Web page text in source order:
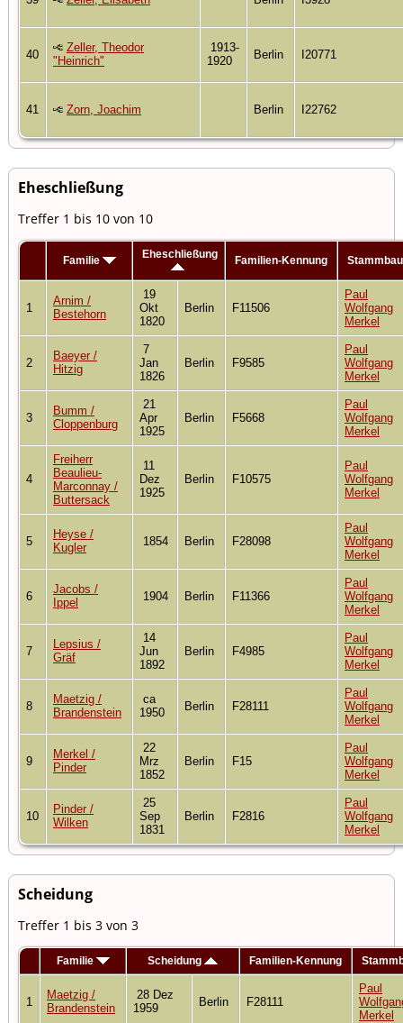
40
Zeller, Theodor
"Heinrich"
1913-
1920
Berlin I20771
41 Zorn, Joachim Berlin I22762
Eheschließung
Treffer 1 bis 10 von 10
Familie Eheschließung Familien-Kennung
1
Arnim /
Bestehorn
19
Okt
1820
Berlin F11506
Paul
Wolfgang
Merkel
2
Baeyer /
Hitzig
7
Jan
1826
Berlin F9585
Paul
Wolfgang
Merkel
3
Bumm /
Cloppenburg
21
Apr
1925
Berlin F5668
Paul
Wolfgang
Merkel
4
Freiherr
Beaulieu-
Marconnay /
Buttersack
11
Dez
1925
Berlin F10575
Paul
Wolfgang
Merkel
5
Heyse /
Kugler
1854 Berlin F28098
Paul
Wolfgang
Merkel
6
Jacobs /
Ippel
1904 Berlin F11366
Paul
Wolfgang
Merkel
7
Lepsius /
Gräf
14
Jun
1892
Berlin F4985
Paul
Wolfgang
Merkel
8
Maetzig /
Brandenstein
ca
1950
Berlin F28111
Paul
Wolfgang
Merkel
9
Merkel /
Pinder
22
Mrz
1852
Berlin F15
Paul
Wolfgang
Merkel
10
Pinder /
Wilken
25
Sep
1831
Berlin F2816
Paul
Wolfgang
Merkel
Scheidung
Treffer 1 bis 3 von 3
Familie Scheidung Familien-Kennung
1
Maetzig /
Brandenstein
28 Dez
1959
Berlin F28111
Paul
Merkel